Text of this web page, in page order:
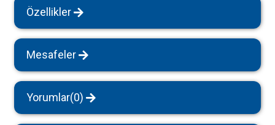
Özellikler
Mesafeler
Yorumlar(0)